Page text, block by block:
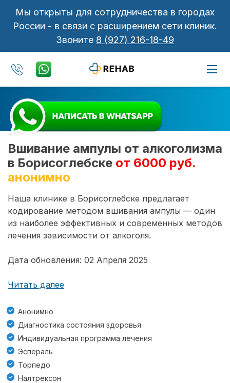
Мы открыты для сотрудничества в городах
России - в связи с расширением сети клиник.
Звоните 8 (927) 216-18-49
Вшивание ампулы от алкоголизма
в Борисоглебске от 6000 руб.
анонимно
Наша клинике в Борисоглебске предлагает
кодирование методом вшивания ампулы — один
из наиболее эффективных и современных методов
лечения зависимости от алкоголя.
Дата обновления: 02 Апреля 2025
Читать далее
Анонимно
Диагностика состояния здоровья
Индивидуальная программа лечения
Эспераль
Торпедо
Налтрексон